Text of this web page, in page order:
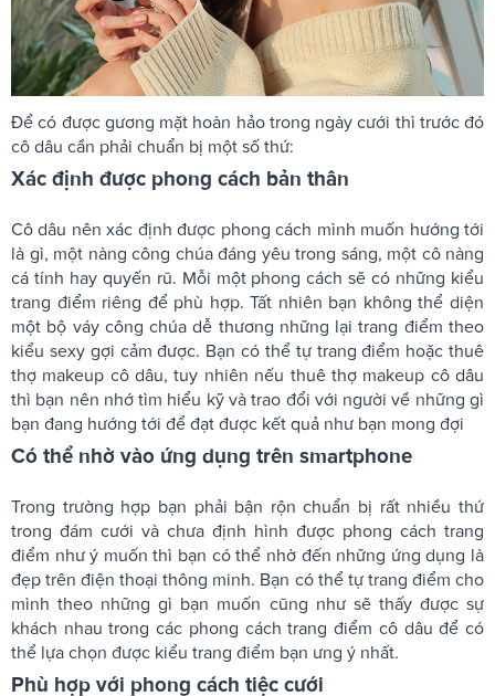
Để có được gương mặt hoàn hảo trong ngày cưới thì trước đó
cô dâu cần phải chuẩn bị một số thứ:
Xác định được phong cách bản thân
Cô dâu nên xác định được phong cách mình muốn hướng tới
là gì, một nàng công chúa đáng yêu trong sáng, một cô nàng
cá tính hay quyến rũ. Mỗi một phong cách sẽ có những kiểu
trang điểm riêng để phù hợp. Tất nhiên bạn không thể diện
một bộ váy công chúa dễ thương những lại trang điểm theo
kiểu sexy gợi cảm được. Bạn có thể tự trang điểm hoặc thuê
thợ makeup cô dâu, tuy nhiên nếu thuê thợ makeup cô dâu
thì bạn nên nhớ tìm hiểu kỹ và trao đổi với người về những gì
bạn đang hướng tới để đạt được kết quả như bạn mong đợi
Có thể nhờ vào ứng dụng trên smartphone
Trong trường hợp bạn phải bận rộn chuẩn bị rất nhiều thứ
trong đám cưới và chưa định hình được phong cách trang
điểm như ý muốn thì bạn có thể nhờ đến những ứng dụng là
đẹp trên điện thoại thông minh. Bạn có thể tự trang điểm cho
mình theo những gì bạn muốn cũng như sẽ thấy được sự
khách nhau trong các phong cách trang điểm cô dâu để có
thể lựa chọn được kiểu trang điểm bạn ưng ý nhất.
Phù hợp với phong cách tiệc cưới